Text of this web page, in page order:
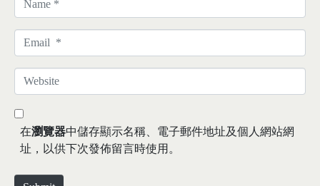
a
m
*
m
a
*
W
e
b
e
在瀏覽器中儲存顯示名稱、電子郵件地址及個人網站網
址，以供下次發佈留言時使用。